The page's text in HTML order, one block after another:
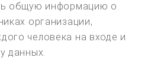
общую информацию о
организации,
человека на входе и
данных.